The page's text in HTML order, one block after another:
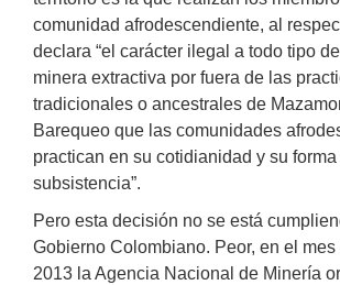
comunidad afrodescendiente, al
declara “el carácter ilegal a todo tipo
minera extractiva por fuera de las
tradicionales o ancestrales de
Barequeo que las comunidades
practican en su cotidianidad y su forma
subsistencia”.
Pero esta decisión no se está
Gobierno Colombiano. Peor, en el
2013 la Agencia Nacional de Minería